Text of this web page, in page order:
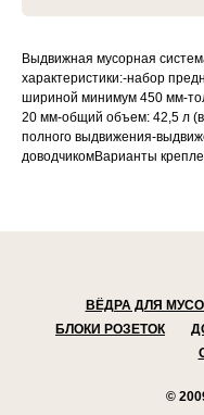
Выдвижная мусорная
характеристики:-набор
шириной минимум 450 мм-
20 мм-общий объем: 42,5 л
полного выдвижения-
доводчикомВарианты
ВЁДРА ДЛЯ
БЛОКИ РОЗЕТОК
©